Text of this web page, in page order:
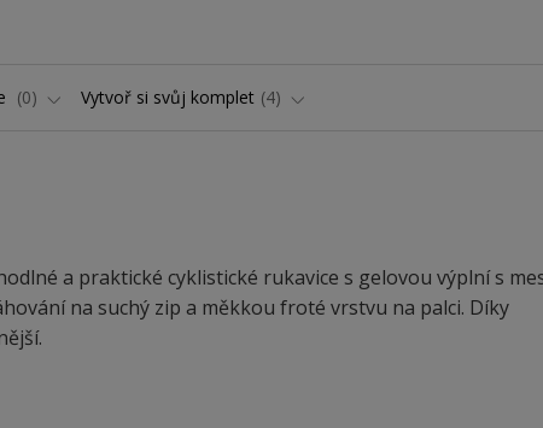
0 Vytvoř si svůj komplet 4
a praktické cyklistické rukavice s gelovou výplní s
na suchý zip a měkkou froté vrstvu na palci. Díky